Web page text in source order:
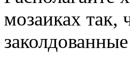
мозаиках так,